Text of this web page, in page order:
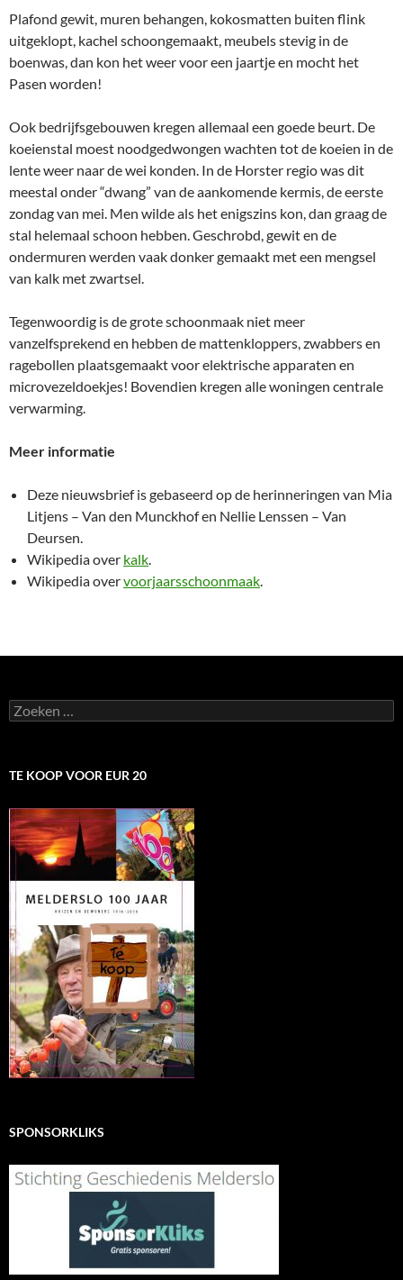
Plafond gewit, muren behangen, kokosmatten buiten flink
uitgeklopt, kachel schoongemaakt, meubels stevig in de
boenwas, dan kon het weer voor een jaartje en mocht het
Pasen worden!
Ook bedrijfsgebouwen kregen allemaal een goede beurt. De
koeienstal moest noodgedwongen wachten tot de koeien in de
lente weer naar de wei konden. In de Horster regio was dit
meestal onder “dwang” van de aankomende kermis, de eerste
zondag van mei. Men wilde als het enigszins kon, dan graag de
stal helemaal schoon hebben. Geschrobd, gewit en de
ondermuren werden vaak donker gemaakt met een mengsel
van kalk met zwartsel.
Tegenwoordig is de grote schoonmaak niet meer
vanzelfsprekend en hebben de mattenkloppers, zwabbers en
ragebollen plaatsgemaakt voor elektrische apparaten en
microvezeldoekjes! Bovendien kregen alle woningen centrale
verwarming.
Meer informatie
Deze nieuwsbrief is gebaseerd op de herinneringen van Mia
Litjens – Van den Munckhof en Nellie Lenssen – Van
Deursen.
Wikipedia over kalk.
Wikipedia overvoorjaarsschoonmaak.
Zoeken
naar:
TE KOOP VOOR EUR 20
SPONSORKLIKS